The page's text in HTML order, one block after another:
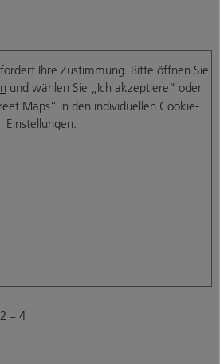
Ihre Zustimmung. Bitte öffnen Sie
und wählen Sie „Ich akzeptiere“ oder
Maps“ in den individuellen Cookie-
Einstellungen.
– 4